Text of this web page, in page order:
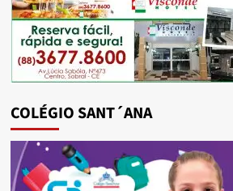
COLÉGIO SANT´ANA